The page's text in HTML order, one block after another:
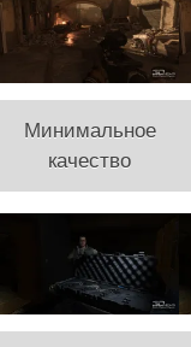
Минимальное
качество